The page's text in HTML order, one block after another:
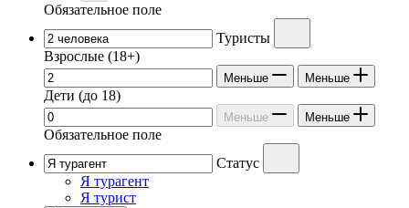
Обязательное поле
Туристы
Взрослые (18+)
Меньше Меньше
Дети (до 18)
Меньше Меньше
Обязательное поле
Статус
Я турагент
Я турист